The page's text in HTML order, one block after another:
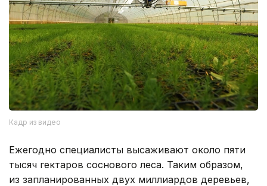
Кадр из видео
Ежегодно специалисты высаживают около пяти
тысяч гектаров соснового леса. Таким образом,
из запланированных двух миллиардов деревьев,